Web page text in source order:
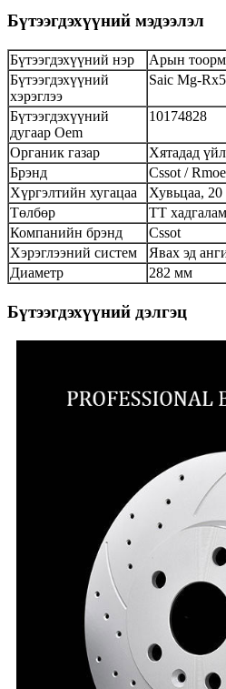
Бүтээгдэхүүний мэдээлэл
Бүтээгдэхүүний нэр
Арын
Бүтээгдэхүүний
хэрэглээ
Saic Mg-Rx5
Бүтээгдэхүүний
дугаар Oem
10174828
Органик газар
Хятадад
Брэнд
Cssot /
Хүргэлтийн хугацаа
Хувьцаа,
Төлбөр
ТТ
Компанийн брэнд
Cssot
Хэрэглээний систем
Явах эд
Диаметр
282 мм
Бүтээгдэхүүний дэлгэц